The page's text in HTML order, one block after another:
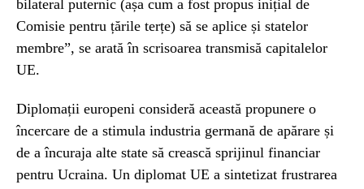
bilateral puternic (așa cum a fost propus inițial de
Comisie pentru țările terțe) să se aplice și statelor
membre”, se arată în scrisoarea transmisă capitalelor
UE.
Diplomații europeni consideră această propunere o
încercare de a stimula industria germană de apărare și
de a încuraja alte state să crească sprijinul financiar
pentru Ucraina. Un diplomat UE a sintetizat frustrarea